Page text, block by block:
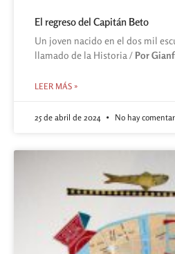
El regreso del Capitán Beto
Un joven nacido en el dos mil
llamado de la Historia / Por
LEER MÁS »
25 de abril de 2024 No hay